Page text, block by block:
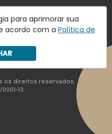
para aprimorar sua
acordo com a Política de
os direitos reservados,
0001-13.